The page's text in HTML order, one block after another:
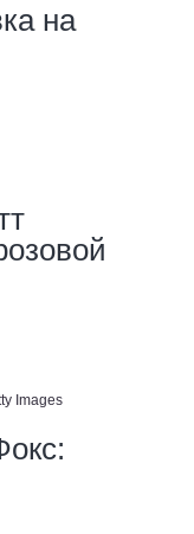
на
Images